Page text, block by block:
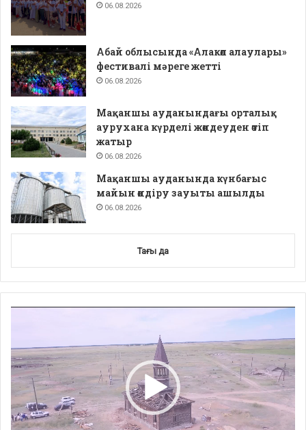
06.08.2026
Абай облысында «Алакөл алаулары»
фестивалі мәреге жетті
06.08.2026
Мақаншы ауданындағы орталық
аурухана күрделі жөндеуден өтіп
жатыр
06.08.2026
Мақаншы ауданында күнбағыс
майын өндіру зауыты ашылды
06.08.2026
Тағы да